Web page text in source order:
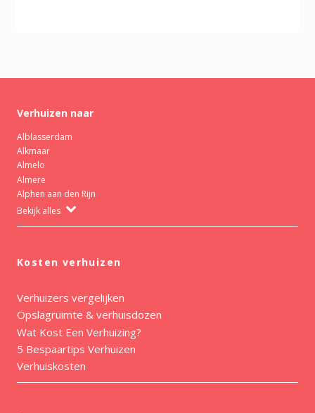
Verhuizen naar
Alblasserdam
Alkmaar
Almelo
Almere
Alphen aan den Rijn
Bekijk alles
Kosten verhuizen
Verhuizers vergelijken
Opslagruimte & verhuisdozen
Wat Kost Een Verhuizing?
5 Bespaartips Verhuizen
Verhuiskosten